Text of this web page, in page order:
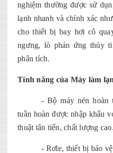
nghiệm thường được sử
lạnh nhanh và chính xác
cho thiết bị bay hơi cô
ngưng, lò phản ứng thủy
phân tích.
Tính năng của Máy làm l
- Bộ máy nén hoàn
tuần hoàn được nhập khẩu
thuật tân tiến, chất lượng cao.
- Rơle, thiết bị bảo